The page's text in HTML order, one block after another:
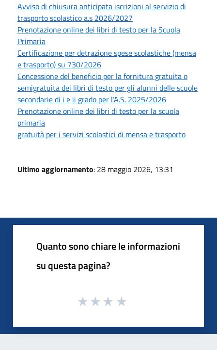
Avviso di chiusura anticipata iscrizioni al servizio di
trasporto scolastico a.s 2026/2027
Prenotazione online dei libri di testo per la Scuola
Primaria
Certificazione per detrazione spese scolastiche (mensa
e trasporto) su 730/2026
Concessione del beneficio per la fornitura gratuita o
semigratuita dei libri di testo per gli alunni delle scuole
secondarie di i e ii grado per l’A.S. 2025/2026
Prenotazione online dei libri di testo per la scuola
primaria
gratuità per i servizi scolastici di mensa e trasporto
Ultimo aggiornamento: 28 maggio 2026, 13:31
Quanto sono chiare le informazioni
su questa pagina?